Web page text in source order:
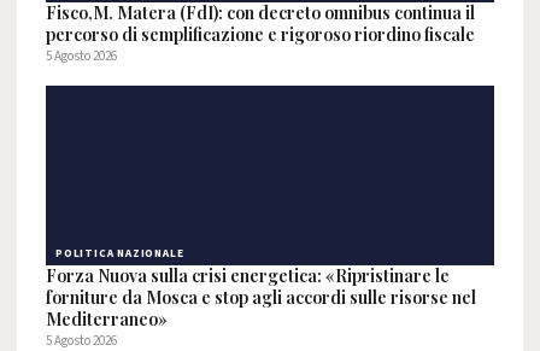
Fisco,M. Matera (FdI): con decreto omnibus continua il
percorso di semplificazione e rigoroso riordino fiscale
5 Agosto 2026
POLITICA NAZIONALE
Forza Nuova sulla crisi energetica: «Ripristinare le
forniture da Mosca e stop agli accordi sulle risorse nel
Mediterraneo»
5 Agosto 2026